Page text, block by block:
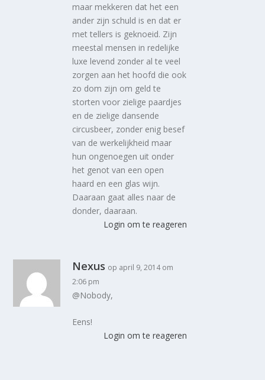
maar mekkeren dat het een
ander zijn schuld is en dat er
met tellers is geknoeid. Zijn
meestal mensen in redelijke
luxe levend zonder al te veel
zorgen aan het hoofd die ook
zo dom zijn om geld te
storten voor zielige paardjes
en de zielige dansende
circusbeer, zonder enig besef
van de werkelijkheid maar
hun ongenoegen uit onder
het genot van een open
haard en een glas wijn.
Daaraan gaat alles naar de
donder, daaraan.
Login om te reageren
Nexus op april 9, 2014 om
2:06 pm
@Nobody,
Eens!
Login om te reageren